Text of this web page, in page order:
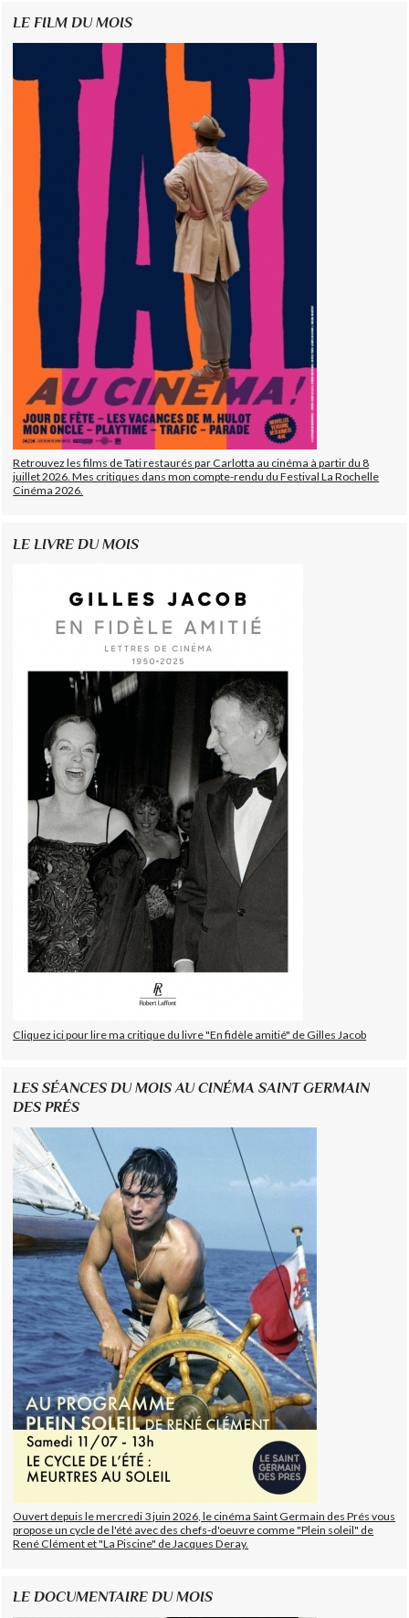
LE FILM DU MOIS
Retrouvez les films de Tati restaurés par Carlotta au cinéma à partir du 8
juillet 2026. Mes critiques dans mon compte-rendu du Festival La Rochelle
Cinéma 2026.
LE LIVRE DU MOIS
Cliquez ici pour lire ma critique du livre "En fidèle amitié" de Gilles Jacob
LES SÉANCES DU MOIS AU CINÉMA SAINT GERMAIN
DES PRÉS
Ouvert depuis le mercredi 3 juin 2026, le cinéma Saint Germain des Prés vous
propose un cycle de l'été avec des chefs-d'oeuvre comme "Plein soleil" de
René Clément et "La Piscine" de Jacques Deray.
LE DOCUMENTAIRE DU MOIS